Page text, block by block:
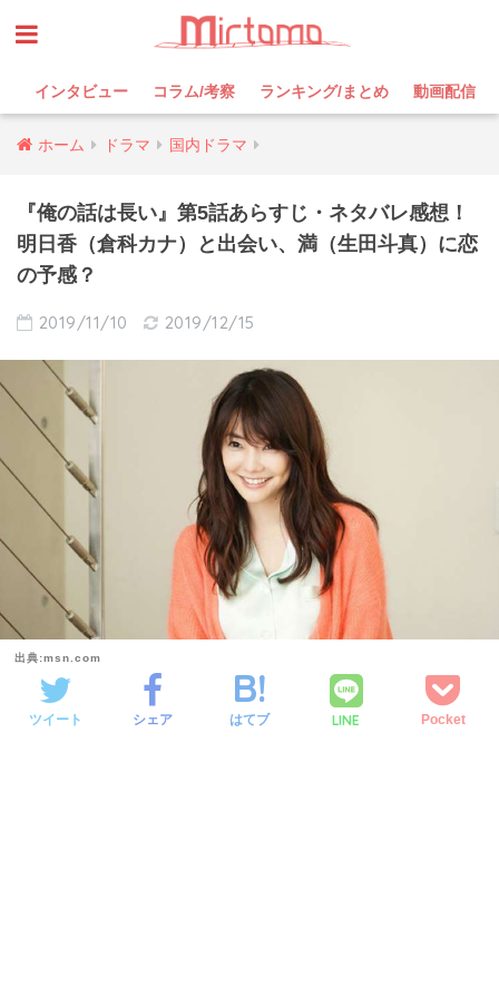
インタビュー コラム/考察 ランキング/まとめ 動画配信
ホーム ドラマ 国内ドラマ
『俺の話は長い』第5話あらすじ・ネタバレ感想！
明日香（倉科カナ）と出会い、満（生田斗真）に恋
の予感？
2019/11/10 2019/12/15
出典:msn.com
ツイート シェア はてブ LINE Pocket